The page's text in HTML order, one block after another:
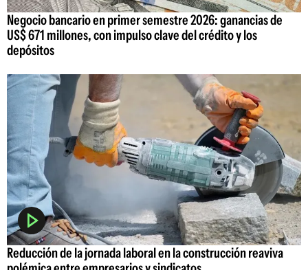
Negocio bancario en primer semestre 2026: ganancias de
US$ 671 millones, con impulso clave del crédito y los
depósitos
Reducción de la jornada laboral en la construcción reaviva